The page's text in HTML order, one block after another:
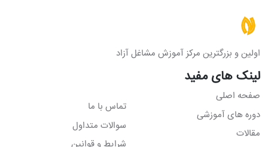
اولین و بزرگترین مرکز آموزش مشاغل آزاد
لینک های مفید
صفحه اصلی
دوره های آموزشی
مقالات
تماس با ما
سوالات متداول